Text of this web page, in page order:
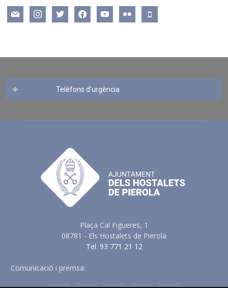
mail instagramtwitter facebookyoutube flickr mobile
Telèfons d’urgència
Plaça Cal Figueres, 1
08781 - Els Hostalets de Pierola
Tel. 93 771 21 12
Comunicació i premsa: